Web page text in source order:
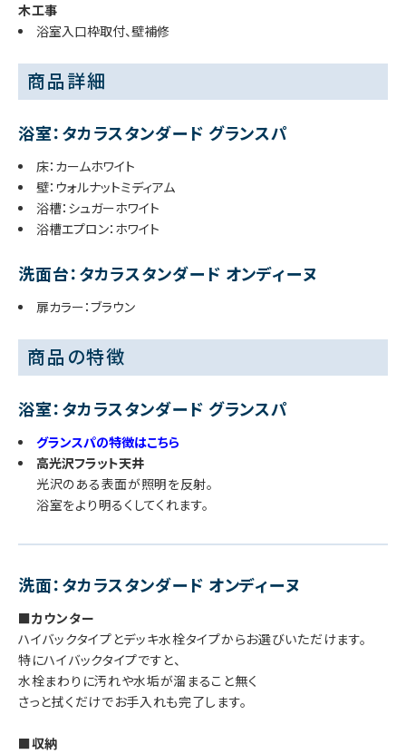
木工事
浴室入口枠取付、壁補修
商品詳細
浴室：タカラスタンダード グランスパ
床：カームホワイト
壁：ウォルナットミディアム
浴槽：シュガーホワイト
浴槽エプロン：ホワイト
洗面台：タカラスタンダード オンディーヌ
扉カラー：ブラウン
商品の特徴
浴室：タカラスタンダード グランスパ
グランスパの特徴はこちら
高光沢フラット天井
光沢のある表面が照明を反射。
浴室をより明るくしてくれます。
洗面：タカラスタンダード オンディーヌ
■カウンター
ハイバックタイプとデッキ水栓タイプからお選びいただけます。
特にハイバックタイプですと、
水栓まわりに汚れや水垢が溜まること無く
さっと拭くだけでお手入れも完了します。
■収納